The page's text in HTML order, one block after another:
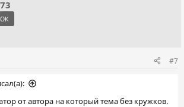
#7
от автора на который тема без кружков.